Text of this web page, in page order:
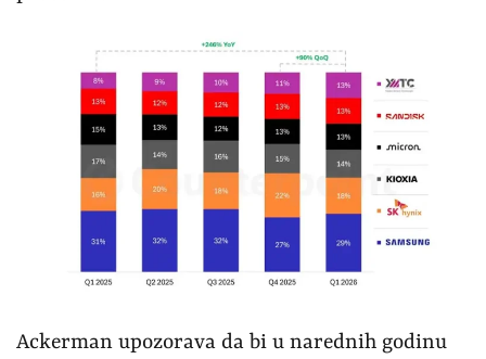
Ackerman upozorava da bi u narednih godinu